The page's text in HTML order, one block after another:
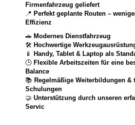
Firmenfahrzeug geliefert
📍 Perfekt geplante Routen –
Effizienz
🚗 Modernes Dienstfahrzeug
🛠 Hochwertige
📱
Handy, Tablet & Laptop als
🕒 Flexible Arbeitszeiten für eine
Balance
📚 Regelmäßige Weiterbildungen &
Schulungen
🤝Unterstützung durch unseren
Servic